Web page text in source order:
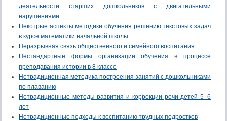
деятельности старших дошкольников с двигательными
нарушениями
Некотрые аспекты методики обучения решению текстовых задач
в курсе математики начальной школы
Неразрывная связь общественного и семейного воспитания
Нестандартные формы организации обучения в процессе
преподавания истории в 8 классе
Нетрадиционная методика построения занятий с дошкольниками
по плаванию
Нетрадиционные методы развития и коррекции речи детей 5–6
лет
Нетрадиционные подходы к воспитанию трудных подростков